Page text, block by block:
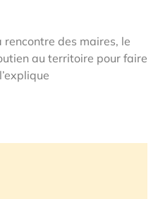
rencontre des maires, le
au territoire pour faire